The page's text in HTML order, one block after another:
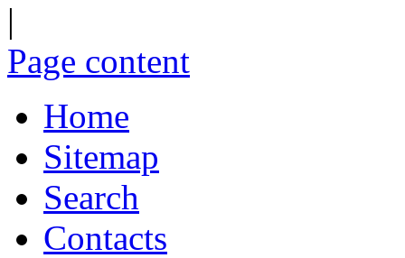
|
Page content
Home
Sitemap
Search
Contacts